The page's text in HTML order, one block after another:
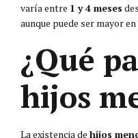
varía entre 1 y 4 meses
aunque puede ser mayor
¿Qué
hijos
La existencia de hijos